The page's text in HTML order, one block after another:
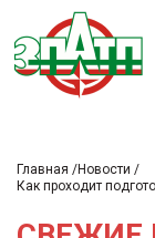
Главная
Новости
Как проходит